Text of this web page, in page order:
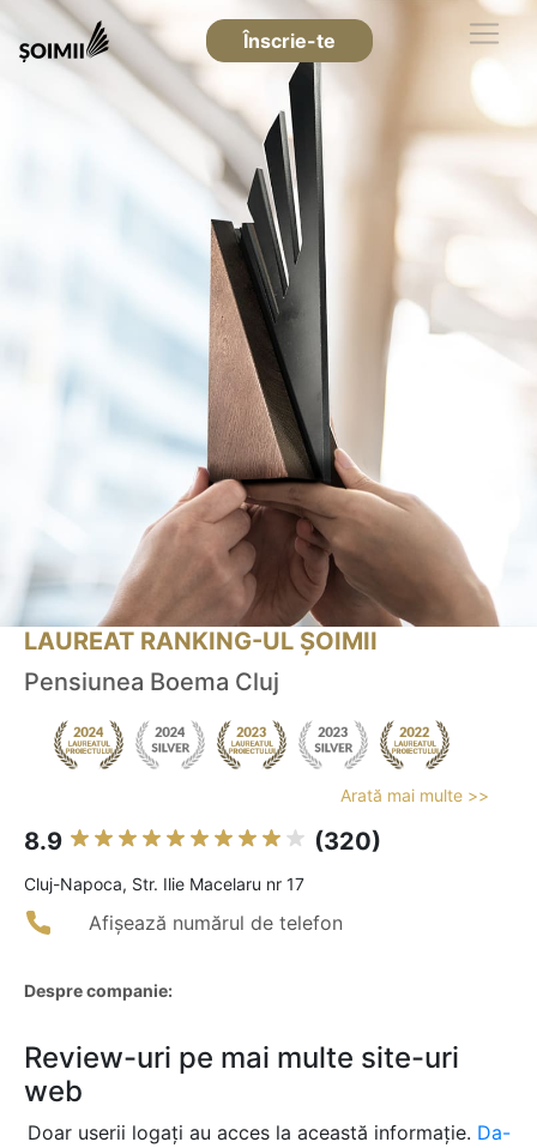
Înscrie-te
LAUREAT RANKING-UL ȘOIMII
Pensiunea Boema Cluj
Arată mai multe >>
8.9 (320)
Cluj-Napoca, Str. Ilie Macelaru nr 17
Afișează numărul de telefon
Despre companie:
Review-uri pe mai multe site-uri
web
Doar userii logați au acces la această informație. Da-